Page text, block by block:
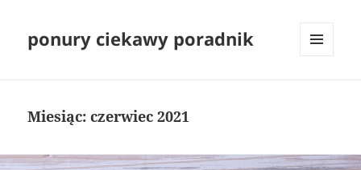
ponury ciekawy poradnik
Miesiąc:czerwiec 2021